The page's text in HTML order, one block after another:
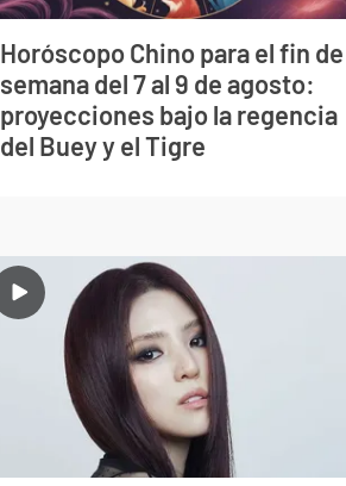
Horóscopo Chino para el fin de
semana del 7 al 9 de agosto:
proyecciones bajo la regencia
del Buey y el Tigre